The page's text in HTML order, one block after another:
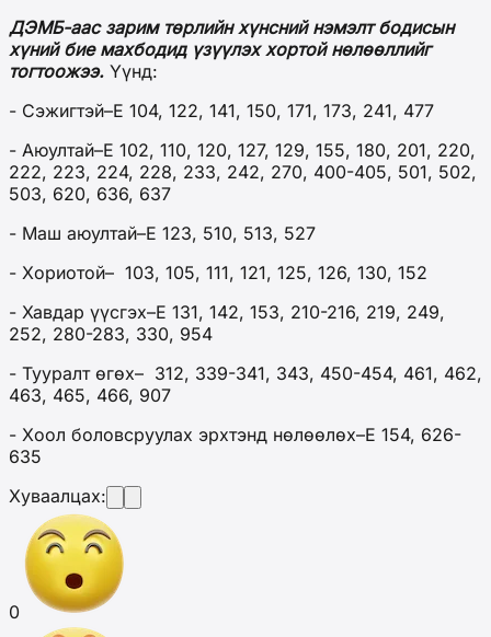
ДЭМБ-аас зарим төрлийн хүнсний нэмэлт бодисын
хүний бие махбодид үзүүлэх хортой нөлөөллийг
тогтоожээ. Үүнд:
- Сэжигтэй–Е 104, 122, 141, 150, 171, 173, 241, 477
- Аюултай–Е 102, 110, 120, 127, 129, 155, 180, 201, 220,
222, 223, 224, 228, 233, 242, 270, 400-405, 501, 502,
503, 620, 636, 637
- Маш аюултай–Е 123, 510, 513, 527
- Хориотой– 103, 105, 111, 121, 125, 126, 130, 152
- Хавдар үүсгэх–Е 131, 142, 153, 210-216, 219, 249,
252, 280-283, 330, 954
- Тууралт өгөх– 312, 339-341, 343, 450-454, 461, 462,
463, 465, 466, 907
- Хоол боловсруулах эрхтэнд нөлөөлөх–Е 154, 626-
635
Хуваалцах:
0